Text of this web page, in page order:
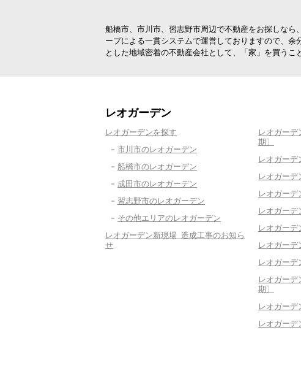
船橋市、市川市、習志野市周辺で不動産をお探しな
ープによる一貫システムで運営しておりますので、
とした地域密着の不動産会社として、「家」を買うこ
レオガーデン
レオガーデンを探す
市川市のレオガーデン
船橋市のレオガーデン
成田市のレオガーデン
習志野市のレオガーデン
その他エリアのレオガーデン
レオガーデン新現場 造成工事のお知ら
せ
レオガー
期〕
レオガーデ
レオガーデ
レオガーデ
レオガーデ
レオガー
レオガーデ
レオガーデ
レオガー
期〕
レオガーデ
レオガー